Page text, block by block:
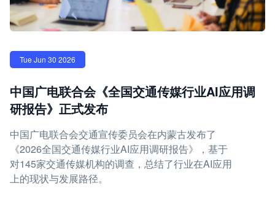
Tue Jun 30 2026
中国广电联合会《全国交通传媒行业AI应用调
研报告》正式发布
中国广电联合会交通宣传委员会在内蒙古发布了
《2026全国交通传媒行业AI应用调研报告》，基于
对145家交通传媒机构的调查，总结了行业在AI应用
上的现状与发展路径。